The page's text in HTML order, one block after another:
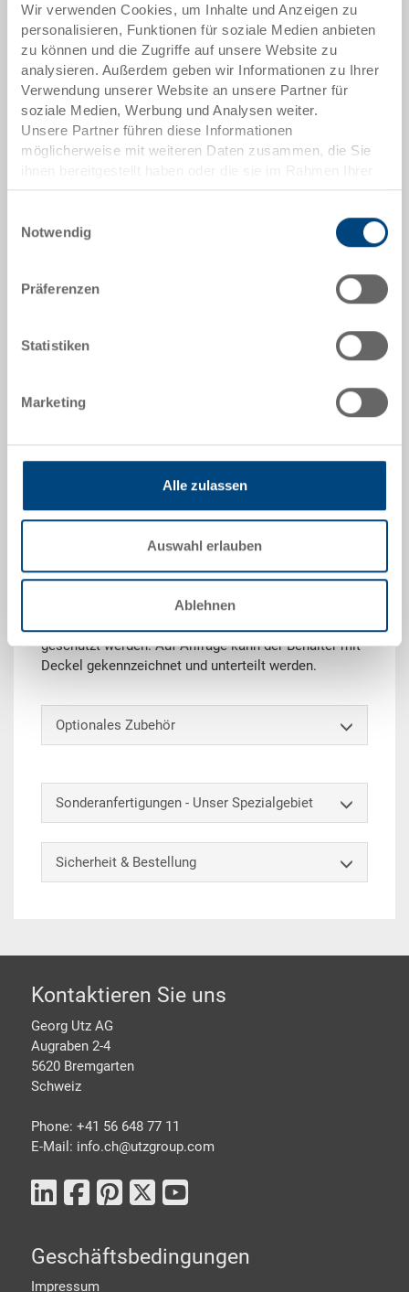
Wir verwenden Cookies, um Inhalte und Anzeigen zu
personalisieren, Funktionen für soziale Medien anbieten
zu können und die Zugriffe auf unsere Website zu
analysieren. Außerdem geben wir Informationen zu Ihrer
Verwendung unserer Website an unsere Partner für
soziale Medien, Werbung und Analysen weiter.
Unsere Partner führen diese Informationen
möglicherweise mit weiteren Daten zusammen, die Sie
Nutzung der Dienste gesammelt haben.
Notwendig
Präferenzen
Statistiken
Marketing
Alle zulassen
Auswahl erlauben
Ablehnen
ab 100 Stück CHF 36.90
ab 250 Stück CHF 32.00
Mengenstaffeln entsprechen Verpackungseinheiten.
Artikeldaten
Aussenmasse:
Farbe:
Der RAKO Behälter mit Scharnierdeckel (inkl.
Schnappverschlüsse & Scharnierhülsen) eignet sich
Zusätzlich bewahrt der Deckel die Güter vor Staub
und Schmutz. Ergänzt mit einem Sicherheitsschloss
geschützt werden. Auf Anfrage kann der Behälter mit
Deckel gekennzeichnet und unterteilt werden.
Optionales Zubehör
Sonderanfertigungen - Unser Spezialgebiet
Sicherheit & Bestellung
Footer
Kontaktieren Sie uns
Georg Utz AG
Augraben 2-4
5620 Bremgarten
Schweiz
Phone: +41 56 648 77 11
E-Mail: info.ch@utzgroup.com
Geschäftsbedingungen
Impressum